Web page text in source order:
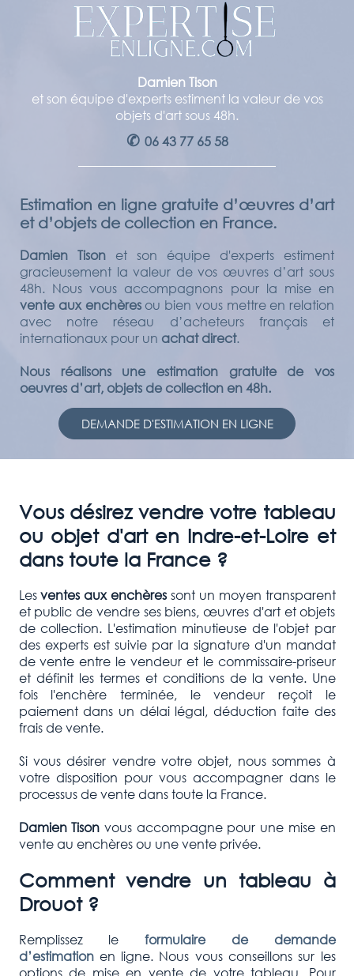
Damien Tison
et son équipe d'experts estiment la valeur de vos
objets d'art sous 48h.
✆ 06 43 77 65 58
Estimation en ligne gratuite d’œuvres d’art
et d’objets de collection en France.
Damien Tison et son équipe d'experts estiment
gracieusement la valeur de vos œuvres d’art sous
48h. Nous vous accompagnons pour la mise en
vente aux enchèresou bien vous mettre en relation
avec notre réseau d’acheteurs français et
internationaux pour un achat direct.
Nous réalisons une estimation gratuite de vos
oeuvres d’art, objets de collection en 48h.
DEMANDE D'ESTIMATION EN LIGNE
Vous désirez vendre votre tableau
ou objet d'art en Indre-et-Loire et
dans toute la France ?
Lesventes aux enchères sont un moyen transparent
et public de vendre ses biens, œuvres d'art et objets
de collection. L'estimation minutieuse de l'objet par
des experts est suivie par la signature d'un mandat
de vente entre le vendeur et le commissaire-priseur
et définit les termes et conditions de la vente. Une
fois l'enchère terminée, le vendeur reçoit le
paiement dans un délai légal, déduction faite des
frais de vente.
Si vous désirer vendre votre objet, nous sommes à
votre disposition pour vous accompagner dans le
processus de vente dans toute la France.
Damien Tison vous accompagne pour une mise en
vente au enchères ou une vente privée.
Comment vendre un tableau à
Drouot ?
Remplissez le formulaire de demande
d’estimation en ligne. Nous vous conseillons sur les
options de mise en vente de votre tableau. Pour